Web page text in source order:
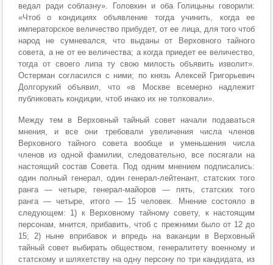
ведал ради соблазну». Головкин и оба Голицыны говорили:
«Чтоб о кондициях объявление тогда учинить, когда ее
императорское величество прибудет, от ее лица, для того чтоб
народ не сумневался, что выданы от Верховного тайного
совета, а не от ее величества; а когда приедет ее величество,
тогда от своего липа ту свою милость объявить изволит».
Остерман согласился с ними; по князь Алексей Григорьевич
Долгорукий объявил, что «в Москве всемерно надлежит
публиковать кондиции, чтоб инако их не толковали».
Между тем в Верховный тайный совет начали подаваться
мнения, и все они требовали увеличения числа членов
Верховного тайного совета вообще и уменьшения числа
членов из одной фамилии, следовательно, все посягали на
настоящий состав Совета. Под одним мнением подписались:
один полный генерал, один генерал-лейтенант, статских того
ранга — четыре, генерал-майоров — пять, статских того
ранга — четыре, итого — 15 человек. Мнение состояло в
следующем: 1) к Верховному тайному совету, к настоящим
персонам, мнится, прибавить, чтоб с прежними было от 12 до
15; 2) ныне вприбавок и впредь на ваканции в Верховный
тайный совет выбирать обществом, генералитету военному и
статскому и шляхетству на одну персону по три кандидата, из